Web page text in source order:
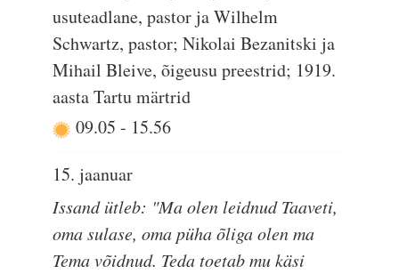
usuteadlane, pastor ja Wilhelm
Schwartz, pastor; Nikolai Bezanitski ja
Mihail Bleive, õigeusu preestrid; 1919.
aasta Tartu märtrid
09.05- 15.56
15. jaanuar
Issand ütleb: "Ma olen leidnud Taaveti,
oma sulase, oma püha õliga olen ma
Tema võidnud. Teda toetab mu käsi